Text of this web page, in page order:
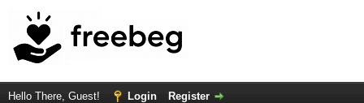
Hello There, Guest! Login Register